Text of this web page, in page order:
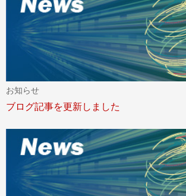
お知らせ
ブログ記事を更新しました